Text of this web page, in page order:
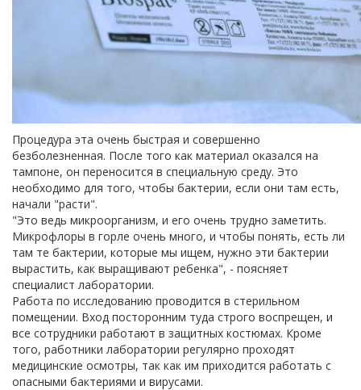
Процедура эта очень быстрая и совершенно
безболезненная. После того как материал оказался на
тампоне, он переносится в специальную среду. Это
необходимо для того, чтобы бактерии, если они там есть,
начали "расти".
"Это ведь микроорганизм, и его очень трудно заметить.
Микрофлоры в горле очень много, и чтобы понять, есть ли
там те бактерии, которые мы ищем, нужно эти бактерии
вырастить, как выращивают ребенка", - поясняет
специалист лаборатории.
Работа по исследованию проводится в стерильном
помещении. Вход посторонним туда строго воспрещен, и
все сотрудники работают в защитных костюмах. Кроме
того, работники лаборатории регулярно проходят
медицинские осмотры, так как им приходится работать с
опасными бактериями и вирусами.